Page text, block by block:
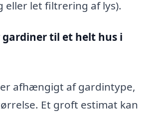
let filtrering af lys).
gardiner til et helt hus i
afhængigt af gardintype,
Et groft estimat kan